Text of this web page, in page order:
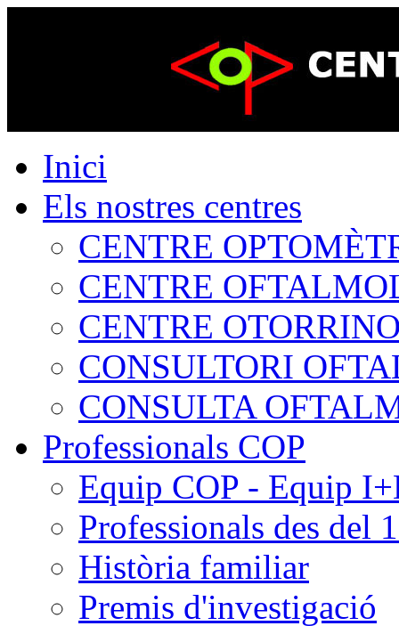
Inici
Els nostres centres
CENTRE
CENTRE
CENTRE
CONSULTORI
CONSULTA
Professionals COP
Equip COP - Equip
Professionals des del
Història familiar
Premis d'investigació